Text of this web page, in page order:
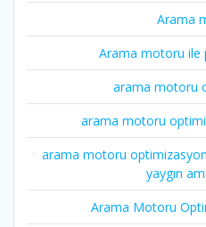
Arama
Arama motoru ile
arama motoru
arama motoru
arama motoru
yaygın
Arama Motoru